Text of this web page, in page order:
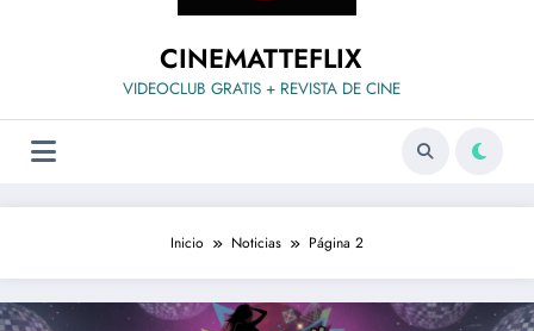
CINEMATTEFLIX
VIDEOCLUB GRATIS + REVISTA DE CINE
Inicio Noticias Página 2